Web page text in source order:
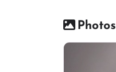
Photos